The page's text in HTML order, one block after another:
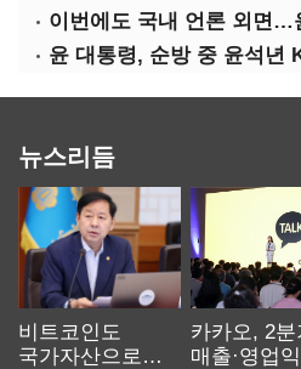
이번에도 국내 언론 외면…
윤 대통령, 순방 중 윤석년
뉴스리듬
비트코인도
국가자산으로…'
카카오, 2분
매출·영업